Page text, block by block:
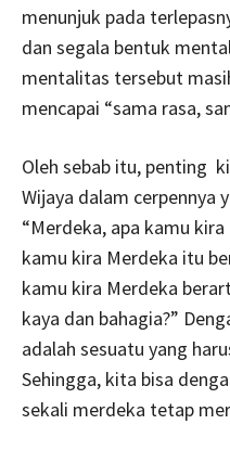
menunjuk pada
dan segala bentuk
mentalitas tersebut
mencapai “sama rasa,
Oleh sebab itu, penting
Wijaya dalam cerpennya
“Merdeka, apa kamu
kamu kira Merdeka itu
kamu kira Merdeka
kaya dan bahagia?”
adalah sesuatu yang
Sehingga, kita bisa
sekali merdeka tetap